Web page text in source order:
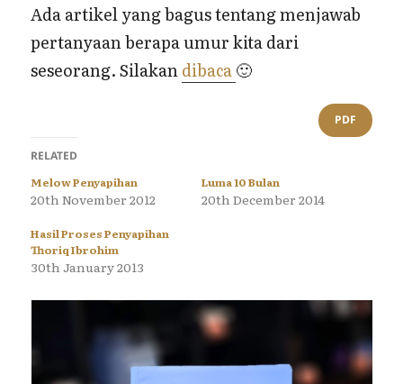
Ada artikel yang bagus tentang menjawab
pertanyaan berapa umur kita dari
seseorang. Silakandibaca🙂
PDF
RELATED
Melow Penyapihan
20th November 2012
Luma 10 Bulan
20th December 2014
Hasil Proses Penyapihan
Thoriq Ibrohim
30th January 2013